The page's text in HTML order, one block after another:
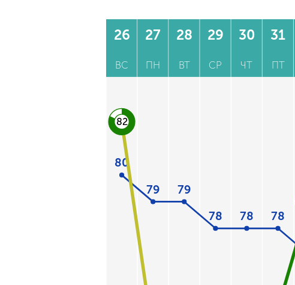
26
ВС
27
ПН
28
ВТ
29
СР
30
ЧТ
31
ПТ
80
79 79
78 78 78
82